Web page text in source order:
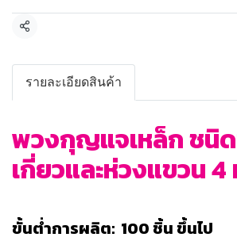
แชร์
รายละเอียดสินค้า
พวงกุญแจเหล็ก ชนิ
เกี่ยวและห่วงแขวน 4
ขั้นต่ำการผลิต: 100 ชิ้น ขึ้นไป